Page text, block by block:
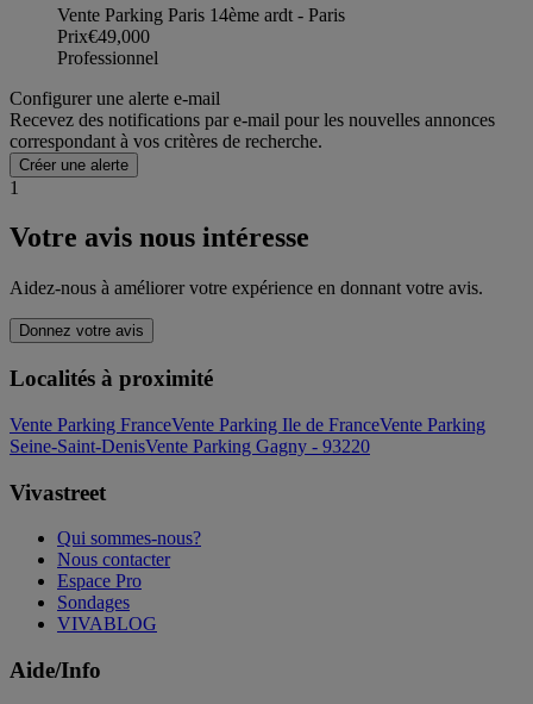
Vente Parking Paris 14ème ardt - Paris
Prix€49,000
Professionnel
Configurer une alerte e-mail
Recevez des notifications par e-mail pour les nouvelles annonces
correspondant à vos critères de recherche.
Créer une alerte
1
Votre avis nous intéresse
Aidez-nous à améliorer votre expérience en donnant votre avis.
Donnez votre avis
Localités à proximité
Vente Parking FranceVente Parking Ile de FranceVente Parking
Seine-Saint-DenisVente Parking Gagny - 93220
Vivastreet
Qui sommes-nous?
Nous contacter
Espace Pro
Sondages
VIVABLOG
Aide/Info